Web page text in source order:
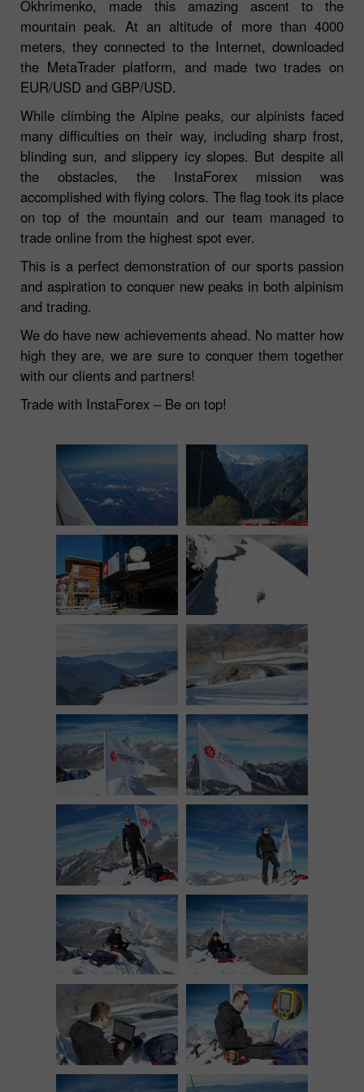
Okhrimenko, made this amazing ascent to the
mountain peak. At an altitude of more than 4000
meters, they connected to the Internet, downloaded
the MetaTrader platform, and made two trades on
EUR/USD and GBP/USD.
While climbing the Alpine peaks, our alpinists faced
many difficulties on their way, including sharp frost,
blinding sun, and slippery icy slopes. But despite all
the obstacles, the InstaForex mission was
accomplished with flying colors. The flag took its place
on top of the mountain and our team managed to
trade online from the highest spot ever.
This is a perfect demonstration of our sports passion
and aspiration to conquer new peaks in both alpinism
and trading.
We do have new achievements ahead. No matter how
high they are, we are sure to conquer them together
with our clients and partners!
Trade with InstaForex – Be on top!